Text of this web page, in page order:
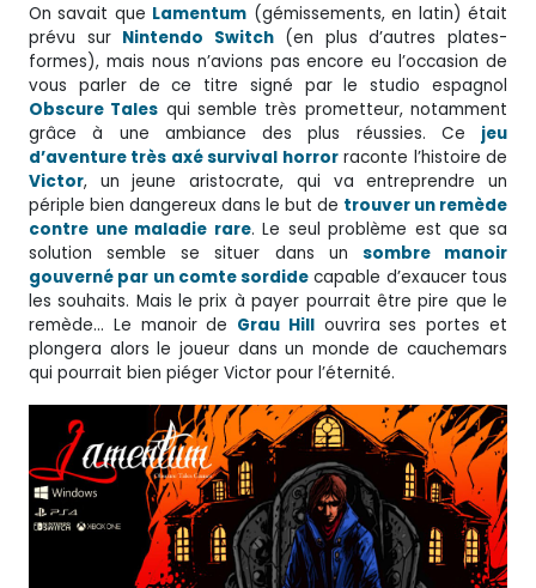
On savait que Lamentum (gémissements, en latin) était
prévu sur Nintendo Switch(en plus d’autres plates-
formes), mais nous n’avions pas encore eu l’occasion de
vous parler de ce titre signé par le studio espagnol
Obscure Tales qui semble très prometteur, notamment
grâce à une ambiance des plus réussies. Ce jeu
d’aventure très axé survival horrorraconte l’histoire de
Victor, un jeune aristocrate, qui va entreprendre un
périple bien dangereux dans le but de trouver un remède
contre une maladie rare. Le seul problème est que sa
solution semble se situer dans un sombre manoir
gouverné par un comte sordide capable d’exaucer tous
les souhaits. Mais le prix à payer pourrait être pire que le
remède… Le manoir de Grau Hillouvrira ses portes et
plongera alors le joueur dans un monde de cauchemars
qui pourrait bien piéger Victor pour l’éternité.